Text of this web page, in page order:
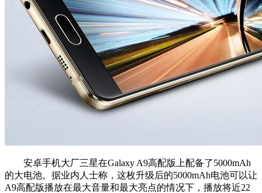
安卓手机大厂三星在Galaxy A9高配版上配备了5000mAh
的大电池。据业内人士称，这枚升级后的5000mAh电池可以让
A9高配版播放在最大音量和最大亮点的情况下，播放将近22